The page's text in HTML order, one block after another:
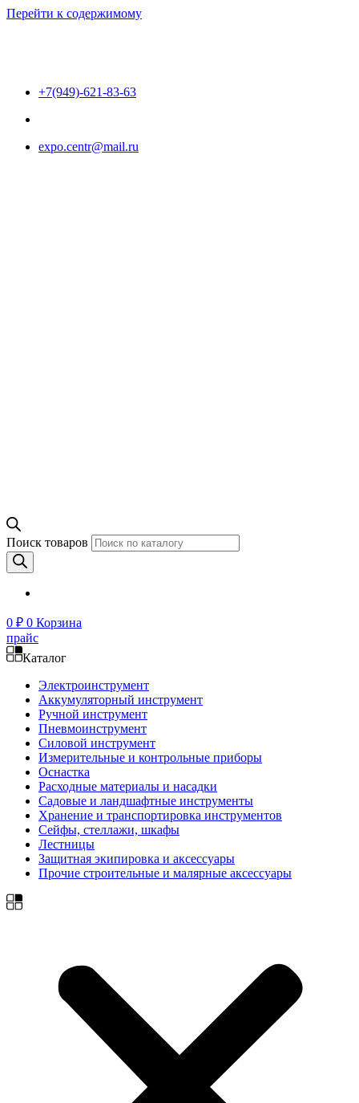
Перейти к содержимому
+7(949)-621-83-63
expo.centr@mail.ru
Поиск товаров
0 ₽ 0 Корзина
прайс
Каталог
Электроинструмент
Аккумуляторный инструмент
Ручной инструмент
Пневмоинструмент
Силовой инструмент
Измерительные и контрольные приборы
Оснастка
Расходные материалы и насадки
Садовые и ландшафтные инструменты
Хранение и транспортировка инструментов
Сейфы, стеллажи, шкафы
Лестницы
Защитная экипировка и аксессуары
Прочие строительные и малярные аксессуары